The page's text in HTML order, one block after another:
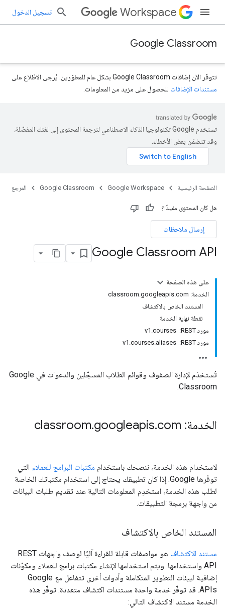
Workspace تسجيل الدخول
Google Classroom
تتوفّر الآن إضافات Google Classroom بشكل عام للمطوّرين. يُرجى الاطّلاع على
مستندات الإضافات للحصول على مزيد من المعلومات.
تستخدم Google تكنولوجيا الذكاء الاصطناعي لترجمة المحتوى إلى لغتك المفضّلة،
وقد تتضمّن بعض الأخطاء.
الصفحة الرئيسية Google Workspace
Google Classroom المرجع
هل كان المحتوى مفيدًا؟
إرسال ملاحظات
Google Classroom API
على هذه الصفحة
الخدمة: classroom.googleapis.com
المستند الخاص بالاكتشاف
نقطة نهاية الخدمة
مورد REST: ‏ v1.courses
مورد REST: ‏ v1.courses.aliases
تُستخدَم لإدارة الصفوف وقوائم الطلاب المسجّلين والدعوات في Google
Classroom.
الخدمة: classroom .googleapis.com
لاستخدام هذه الخدمة، ننصحك باستخدام مكتبات البرامج للعملاء التي
توفّرها Google. إذا كان تطبيقك يحتاج إلى استخدام مكتباتك الخاصة
لطلب هذه الخدمة، استخدِم المعلومات التالية عند تقديم طلبات البيانات
من واجهة برمجة التطبيقات.
المستند الخاص بالاكتشاف
مستند الاكتشاف
هو مواصفات قابلة للقراءة آليًا لوصف واجهات REST
API واستخدامها. ويتم استخدامها لإنشاء مكتبات برامج للعملاء ومكوّنات
إضافية لبيئات التطوير المتكاملة وأدوات أخرى تتفاعل مع Google
APIs. قد توفّر خدمة واحدة مستندات اكتشاف متعددة. توفّر هذه
الخدمة مستند الاكتشاف التالي: